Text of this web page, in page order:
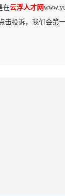
在云浮人才网
击投诉，我们会第